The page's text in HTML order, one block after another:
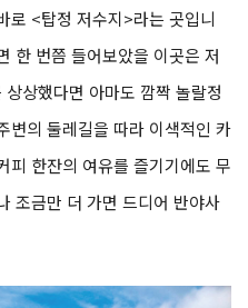
로 <탑정 저수지>라는 곳입니
한 번쯤 들어보았을 이곳은 저
상했다면 아마도 깜짝 놀랄정
변의 둘레길을 따라 이색적인 카
피 한잔의 여유를 즐기기에도 무
조금만 더 가면 드디어 반야사